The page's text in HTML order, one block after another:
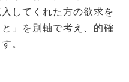
してくれた方の欲求を
」を別軸で考え、的確
。